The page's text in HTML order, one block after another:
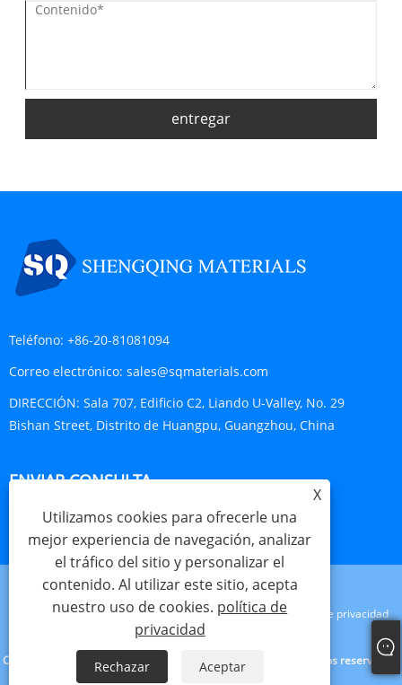
entregar
Teléfono: +86-20-81081094
Correo electrónico: sales@sqmaterials.com
DIRECCIÓN: Sala 707, Edificio C2, Liando U-Valley, No. 29
Bishan Street, Distrito de Huangpu, Guangzhou, China
ENVIAR CONSULTA
CONSULTA AHORA
Links Sitemap RSS XML política de privacidad
Copyright © 2023 Shengqing Materials Co., Ltd. Todos los derechos reservados.
X
Utilizamos cookies para ofrecerle una
mejor experiencia de navegación, analizar
el tráfico del sitio y personalizar el
contenido. Al utilizar este sitio, acepta
nuestro uso de cookies. política de
privacidad
Rechazar Aceptar